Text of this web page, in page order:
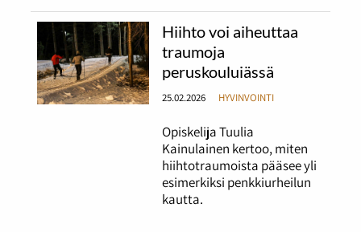
Hiihto voi aiheuttaa
traumoja
peruskouluiässä
25.02.2026 HYVINVOINTI
Opiskelija Tuulia
Kainulainen kertoo, miten
hiihtotraumoista pääsee yli
esimerkiksi penkkiurheilun
kautta.